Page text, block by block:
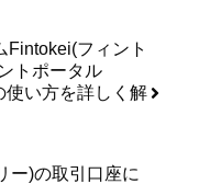
Fintokei(フィント
トポータル
使い方を詳しく解
ー)の取引口座に